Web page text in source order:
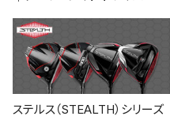
ステルス（STEALTH）シリーズ